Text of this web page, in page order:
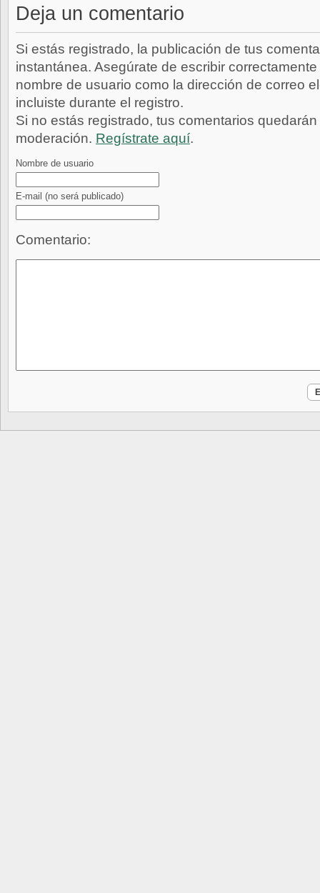
Deja un comentario
Si estás registrado, la publicación de tus
instantánea. Asegúrate de escribir
nombre de usuario como la dirección de correo
incluiste durante el registro.
Si no estás registrado, tus comentarios
moderación. Regístrate aquí.
Nombre de usuario
E-mail (no será publicado)
Comentario: